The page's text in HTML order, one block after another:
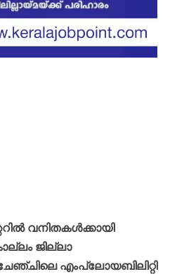
വനിതകൾക്കായി
ജില്ലാ
എംപ്ലോയബിലിറ്റി